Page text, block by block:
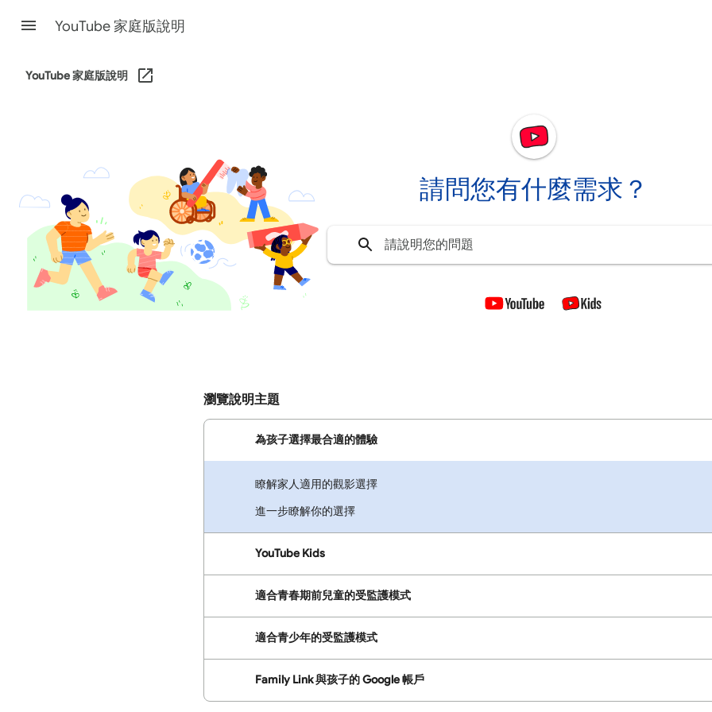
YouTube 家庭版說明
YouTube 家庭版說明
請問您有什麼需求？
瀏覽說明主題
為孩子選擇最合適的體驗
瞭解家人適用的觀影選擇
進一步瞭解你的選擇
YouTube Kids
適合青春期前兒童的受監護模式
適合青少年的受監護模式
Family Link 與孩子的 Google 帳戶